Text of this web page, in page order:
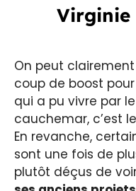
Virginie
On peut
coup de boost
qui a pu vivre par
cauchemar, c’est
En revanche,
sont une fois de
plutôt déçus de